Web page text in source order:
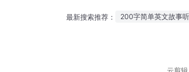
最新搜索推荐： 200字简单英文故事听
云剪辑